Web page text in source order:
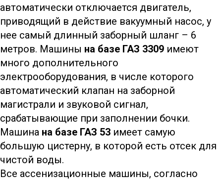
автоматически отключается двигатель,
приводящий в действие вакуумный насос, у
нее самый длинный заборный шланг – 6
метров. Машины на базе ГАЗ 3309 имеют
много дополнительного
электрооборудования, в числе которого
автоматический клапан на заборной
магистрали и звуковой сигнал,
срабатывающие при заполнении бочки.
Машина на базе ГАЗ 53 имеет самую
большую цистерну, в которой есть отсек для
чистой воды.
Все ассенизационные машины, согласно